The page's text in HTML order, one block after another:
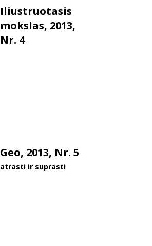
Iliustruotasis
mokslas, 2013,
Nr. 4
Geo, 2013, Nr. 5
atrasti ir suprasti